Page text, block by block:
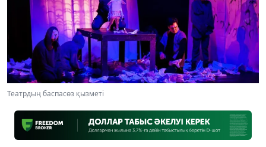
Театрдың баспасөз қызметі